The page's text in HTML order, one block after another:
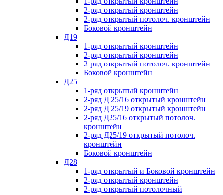
2-ряд открытый кронштейн
2-ряд открытый потолоч. кронштейн
Боковой кронштейн
Д19
1-ряд открытый кронштейн
2-ряд открытый кронштейн
2-ряд открытый потолоч. кронштейн
Боковой кронштейн
Д25
1-ряд открытый кронштейн
2-ряд Д 25/16 открытый кронштейн
2-ряд Д 25/19 открытый кронштейн
2-ряд Д25/16 открытый потолоч.
кронштейн
2-ряд Д25/19 открытый потолоч.
кронштейн
Боковой кронштейн
Д28
1-ряд открытый и Боковой кронштейн
2-ряд открытый кронштейн
2-ряд открытый потолочный